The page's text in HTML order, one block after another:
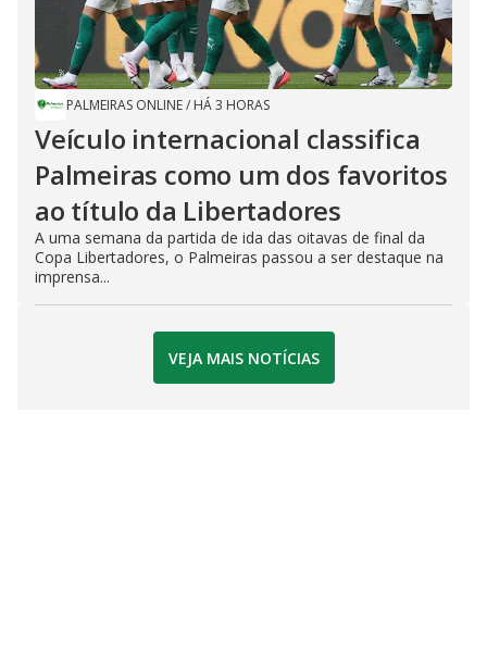
PALMEIRAS ONLINE/ HÁ 3 HORAS
Veículo internacional classifica
Palmeiras como um dos favoritos
ao título da Libertadores
A uma semana da partida de ida das oitavas de final da
Copa Libertadores, o Palmeiras passou a ser destaque na
imprensa...
VEJA MAIS NOTÍCIAS